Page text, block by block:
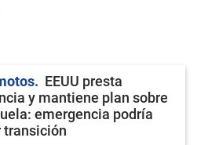
EEUU presta
y mantiene plan sobre
emergencia podría
transición